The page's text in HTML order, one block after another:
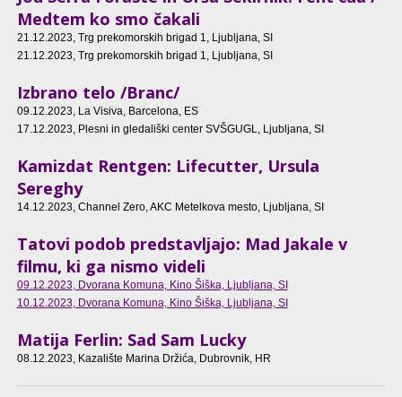
Medtem ko smo čakali
21.12.2023, Trg prekomorskih brigad 1, Ljubljana, SI
21.12.2023, Trg prekomorskih brigad 1, Ljubljana, SI
Izbrano telo /Branc/
09.12.2023, La Visiva, Barcelona, ES
17.12.2023, Plesni in gledališki center SVŠGUGL, Ljubljana, SI
Kamizdat Rentgen: Lifecutter, Ursula
Sereghy
14.12.2023, Channel Zero, AKC Metelkova mesto, Ljubljana, SI
Tatovi podob predstavljajo: Mad Jakale v
filmu, ki ga nismo videli
09.12.2023, Dvorana Komuna, Kino Šiška, Ljubljana, SI
10.12.2023, Dvorana Komuna, Kino Šiška, Ljubljana, SI
Matija Ferlin: Sad Sam Lucky
08.12.2023, Kazalište Marina Držića, Dubrovnik, HR